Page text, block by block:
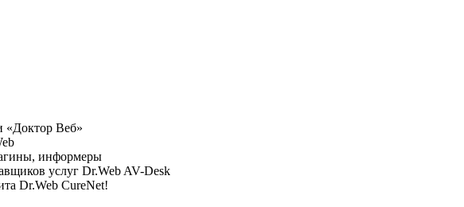
«Доктор Веб»
информеры
услуг Dr.Web AV-Desk
Dr.Web CureNet!